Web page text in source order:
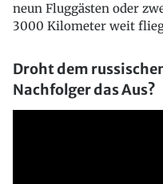
neun Fluggästen oder
3000 Kilometer weit
Droht dem
Nachfolger das Aus?